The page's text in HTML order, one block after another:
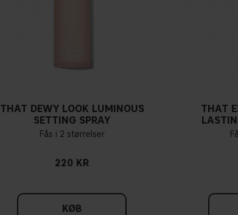
THAT DEWY LOOK LUMINOUS
SETTING SPRAY
Fås i 2 størrelser
220 KR
KØB
THAT